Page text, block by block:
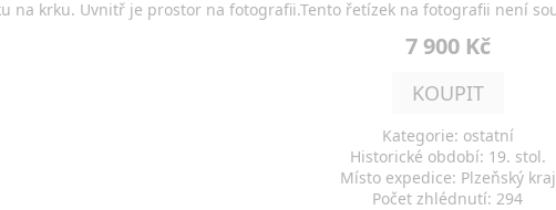
na krku. Uvnitř je prostor na fotografii.Tento řetízek na fotografii není
7 900 Kč
KOUPIT
Kategorie: ostatní
Historické období: 19. stol.
Místo expedice: Plzeňský kraj
Počet zhlédnutí: 294